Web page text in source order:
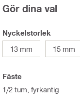
Gör dina val
Nyckelstorlek
13 mm
15 mm
Fäste
1/2 tum, fyrkantig